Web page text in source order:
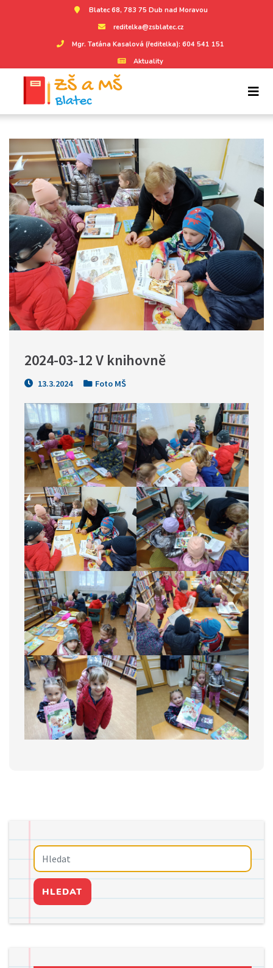
Blatec 68, 783 75 Dub nad Moravou
reditelka@zsblatec.cz
Mgr. Taťána Kasalová (ředitelka): 604 541 151
Aktuality
2024-03-12 V knihovně
13.3.2024 Foto MŠ
HLEDAT